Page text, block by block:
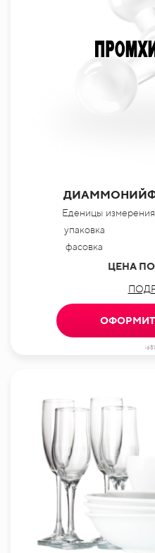
Еденицы измерения
упаковка
фасовка
ЦЕНА